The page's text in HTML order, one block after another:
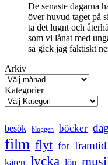
De senaste dagarna
över huvud taget på
ta det lugnt och
som vi lånat med
så gick jag faktiskt
Arkiv
Kategorier
besök bloggen böcker
film flyt fot framtid
kåren lycka lön